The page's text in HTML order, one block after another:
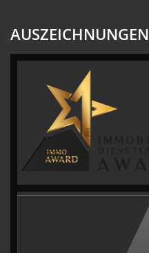
AUSZEICHNUNGEN